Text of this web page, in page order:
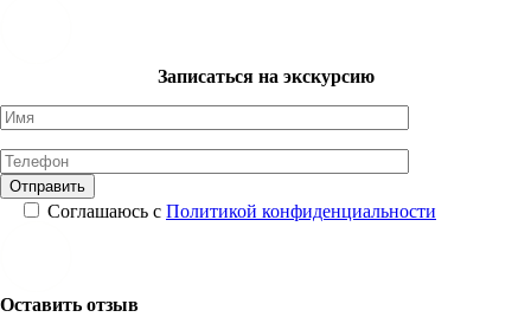
Записаться на экскурсию
Соглашаюсь с Политикой конфиденциальности
Оставить отзыв